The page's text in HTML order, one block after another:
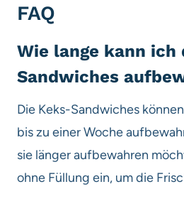
FAQ
Wie lange kann ich
Sandwiches
Die Keks-Sandwiches
bis zu einer Woche
sie länger aufbewahren
ohne Füllung ein, um die